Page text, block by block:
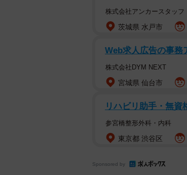
株式会社アンカースタッフ
茨城県 水戸市
Web求人広告の事務
株式会社DYM NEXT
宮城県 仙台市
リハビリ助手・無資
参宮橋整形外科・内科
東京都 渋谷区
Sponsored by